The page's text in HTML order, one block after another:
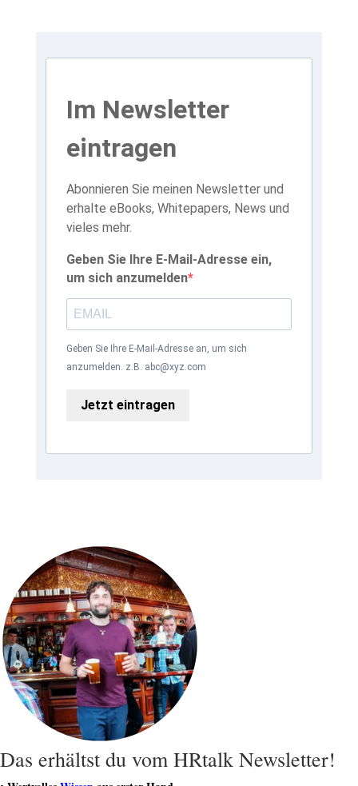
Im Newsletter
eintragen
Abonnieren Sie meinen Newsletter und
erhalte eBooks, Whitepapers, News und
vieles mehr.
Geben Sie Ihre E-Mail-Adresse ein,
um sich anzumelden
Geben Sie Ihre E-Mail-Adresse an, um sich
anzumelden. z.B. abc@xyz.com
Jetzt eintragen
Das erhältst du vom HRtalk Newsletter!